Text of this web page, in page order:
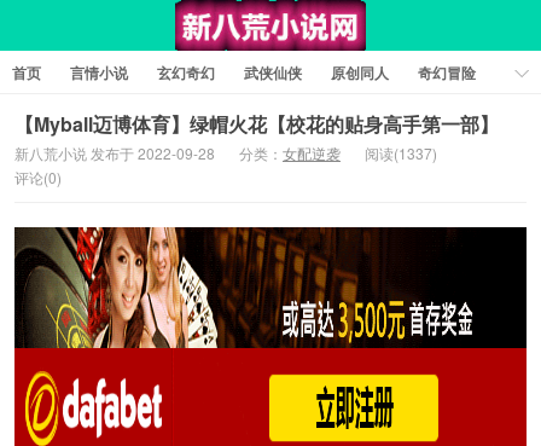
首页 言情小说 玄幻奇幻 武侠仙侠 原创同人
奇幻冒险
女性向小说
女生同人 情色工口 推理悬疑
日系小说
军事历史
短篇小说 科幻未来 经典文学 耽美小说
【Myball迈博体育】绿帽火花【校花的贴身高手第一部】
新八荒小说 发布于 2022-09-28 分类： 女配逆袭
阅读(1337)
评论(0)